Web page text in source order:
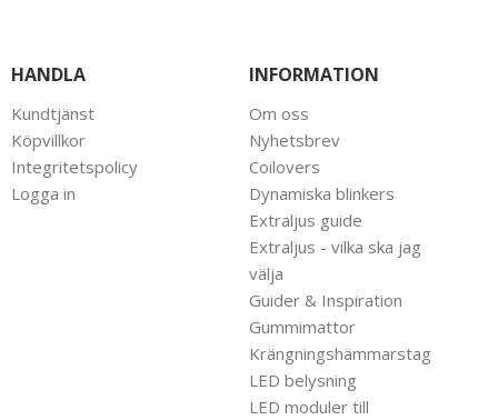
HANDLA
Kundtjänst
Köpvillkor
Integritetspolicy
Logga in
INFORMATION
Om oss
Nyhetsbrev
Coilovers
Dynamiska blinkers
Extraljus guide
Extraljus - vilka ska jag
välja
Guider & Inspiration
Gummimattor
Krängningshämmarstag
LED belysning
LED moduler till